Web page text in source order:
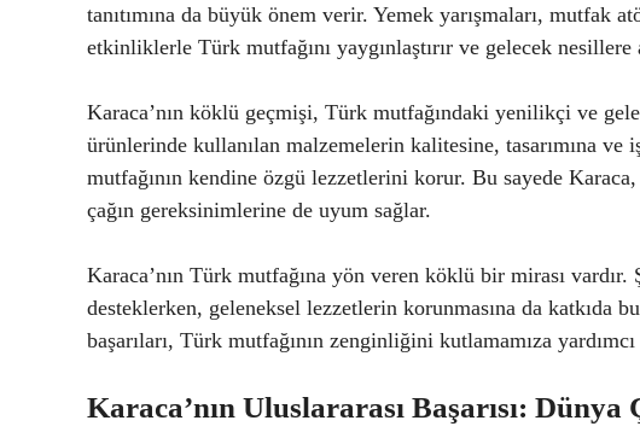
tanıtımına da büyük önem verir. Yemek yarışmaları, mutfak
etkinliklerle Türk mutfağını yaygınlaştırır ve gelecek nesillere
Karaca’nın köklü geçmişi, Türk mutfağındaki yenilikçi ve
ürünlerinde kullanılan malzemelerin kalitesine, tasarımına
mutfağının kendine özgü lezzetlerini korur. Bu sayede
çağın gereksinimlerine de uyum sağlar.
Karaca’nın Türk mutfağına yön veren köklü bir mirası
desteklerken, geleneksel lezzetlerin korunmasına da katkıda
başarıları, Türk mutfağının zenginliğini kutlamamıza
Karaca’nın Uluslararası Başarısı: